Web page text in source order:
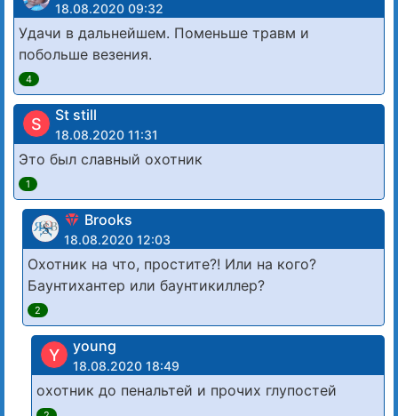
18.08.2020 09:32
Удачи в дальнейшем. Поменьше травм и
побольше везения.
4
S St still
18.08.2020 11:31
Это был славный охотник
1
Brooks
18.08.2020 12:03
Охотник на что, простите?! Или на кого?
Баунтихантер или баунтикиллер?
2
Y young
18.08.2020 18:49
охотник до пенальтей и прочих глупостей